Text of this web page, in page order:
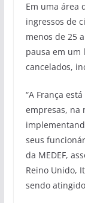
Em uma área
ingressos de
menos de 25
pausa em um
cancelados,
“A França
empresas, na
seus
da MEDEF,
Reino Unido,
sendo